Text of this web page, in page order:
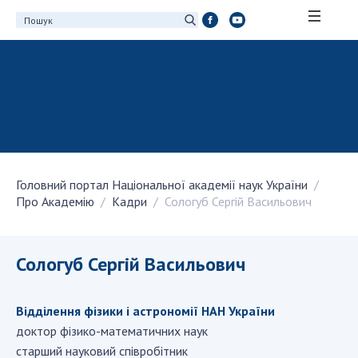
100-річчя Національної академії наук
Нагороди, відзнаки та почесні звання НАН
України
Благодійний фонд імені Бориса Патона
Віртуальний тур у НАН України
наук України
Книга пам'яті
Головний портал Національної академії наук України
Про Академію
Кадри Сологуб Сергій Васильович
Сологуб Сергій Васильович
Відділення фiзики і астрономiї НАН України
доктор фізико-математичних наук
старший науковий співробітник